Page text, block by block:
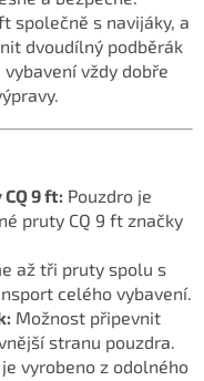
společně s navijáky, a
dvoudílný podběrák
vždy dobře
9 ft: Pouzdro je
pruty CQ 9 ft značky
až tři pruty spolu s
celého vybavení.
Možnost připevnit
stranu pouzdra.
vyrobeno z odolného